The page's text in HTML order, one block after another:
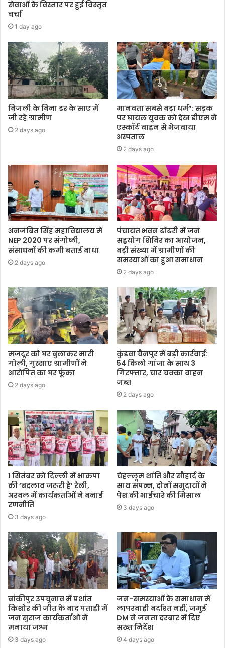
सेवाओं के विस्तार पर हुई विस्तृत
चर्चा
1 day ago
बिजली के बिना डर के साए में
जी रहे ग्रामीण
2 days ago
मानवता सबसे बड़ा धर्म”: सड़क
पर घायल युवक को देख डीएम ने
एस्कॉर्ट वाहन से भेजवाया
अस्पताल
2 days ago
अनजबित सिंह महाविद्यालय में
NEP 2020 पर संगोष्ठी,
संसाधनों की कमी बताई बाधा
2 days ago
पंचायत भवन ढोंढरी में जन
सहयोग शिविर का आयोजन,
बड़ी संख्या में ग्रामीणों की
समस्याओं का हुआ समाधान
2 days ago
मजदूर को घर बुलाकर मारी
गोली, गुस्साए ग्रामीणों ने
आरोपित का घर फूंका
2 days ago
कुंडवा चैनपुर में बड़ी कार्रवाई:
54 किलो गांजा के साथ 3
गिरफ्तार, चार चक्का वाहन
जब्त
2 days ago
1 सितंबर को दिल्ली में भाकपा
की ‘बदलाव जरूरी है’ रैली,
अरवल में कार्यकर्ताओं ने बनाई
रणनीति
3 days ago
चेहल्लूम शांति और सौहार्द के
साथ संपन्न, दोनों समुदायों ने
पेश की भाईचारे की मिसाल
3 days ago
बांकीपुर उपचुनाव में प्रशांत
किशोर की जीत के बाद पताही में
जन सुराज कार्यकर्ताओ ने
मनाया जश्न
3 days ago
जन-समस्याओं के समाधान में
लापरवाही बर्दाश्त नहीं, जमुई
DM ने जनता दरबार में दिए
सख्त निर्देश
4 days ago